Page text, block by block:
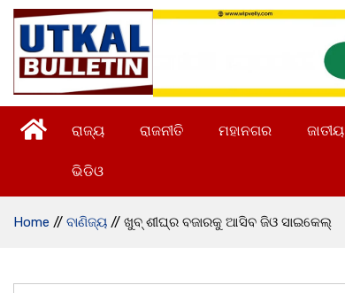
ରାଜ୍ୟ ରାଜନୀତି ମହାନଗର ଜାତୀୟ
ଭିଡିଓ
Home // ବାଣିଜ୍ୟ // ଖୁବ୍ ଶୀଘ୍ର ବଜାରକୁ ଆସିବ ଜିଓ ସାଇକେଲ୍‌